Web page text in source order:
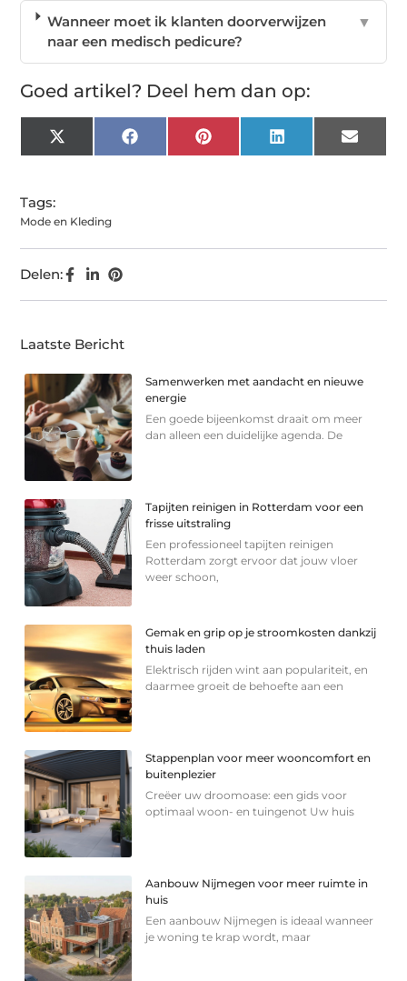
Wanneer moet ik klanten doorverwijzen
naar een medisch pedicure?
▼
Goed artikel? Deel hem dan op:
X
(Twitter)
FacebookPinterest LinkedIn Email
Tags:
Mode en Kleding
Delen:
Laatste Bericht
Samenwerken met aandacht en nieuwe
energie
Een goede bijeenkomst draait om meer
dan alleen een duidelijke agenda. De
Tapijten reinigen in Rotterdam voor een
frisse uitstraling
Een professioneel tapijten reinigen
Rotterdam zorgt ervoor dat jouw vloer
weer schoon,
Gemak en grip op je stroomkosten dankzij
thuis laden
Elektrisch rijden wint aan populariteit, en
daarmee groeit de behoefte aan een
Stappenplan voor meer wooncomfort en
buitenplezier
Creëer uw droomoase: een gids voor
optimaal woon- en tuingenot Uw huis
Aanbouw Nijmegen voor meer ruimte in
huis
Een aanbouw Nijmegen is ideaal wanneer
je woning te krap wordt, maar